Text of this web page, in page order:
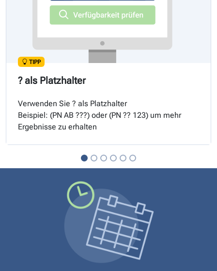
TIPP
? als Platzhalter
Verwenden Sie ? als Platzhalter
Beispiel: (PN AB ???) oder (PN ?? 123) um mehr
Ergebnisse zu erhalten